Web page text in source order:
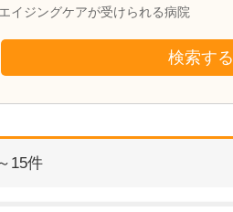
エイジングケアが受けられる病院
検索する
15件